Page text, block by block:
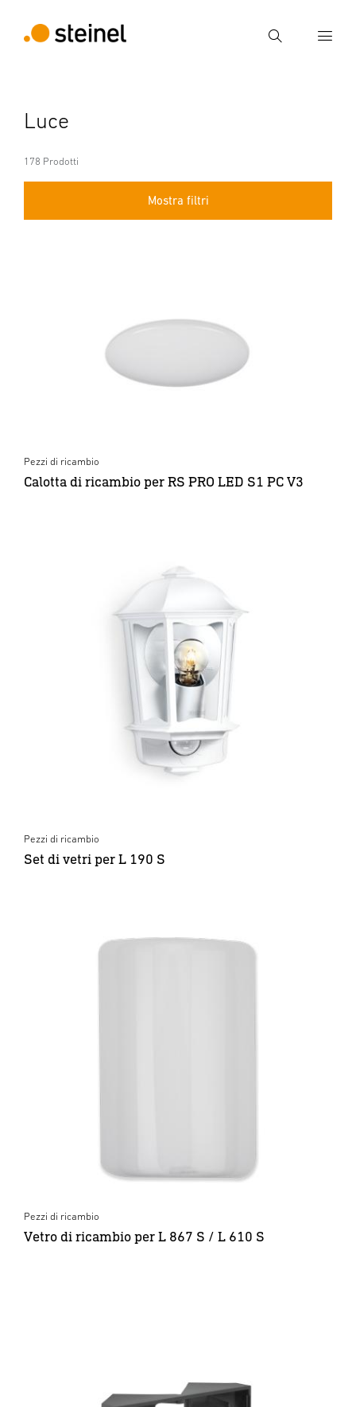
Ricerca
Ricerca
Luce
178 Prodotti
Mostra filtri
Pezzi di ricambio
Calotta di ricambio per RS PRO LED S1 PC V3
Pezzi di ricambio
Set di vetri per L 190 S
Pezzi di ricambio
Vetro di ricambio per L 867 S / L 610 S